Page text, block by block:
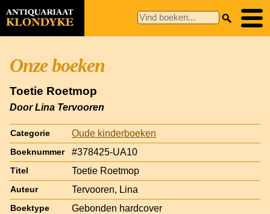
Onze boeken
Toetie Roetmop
Door Lina Tervooren
Categorie Oude kinderboeken
Boeknummer #378425-UA10
Titel Toetie Roetmop
Auteur Tervooren, Lina
Boektype Gebonden hardcover